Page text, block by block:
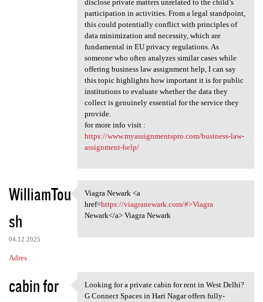
disclose private matters unrelated to the child’s
participation in activities. From a legal standpoint,
this could potentially conflict with principles of
data minimization and necessity, which are
fundamental in EU privacy regulations. As
someone who often analyzes similar cases while
offering business law assignment help, I can say
this topic highlights how important it is for public
institutions to evaluate whether the data they
collect is genuinely essential for the service they
provide.
for more info visit :
https://www.myassignmentspro.com/business-law-
assignment-help/
WilliamTou
sh
04.12.2025
Adres
Viagra Newark <a href=https:/
Viagra Newark <a
href=https://viagranewark.com/#>Viagra
Newark</a> Viagra Newark
cabin for
Looking for a private cabin
Looking for a private cabin for rent in West Delhi?
G Connect Spaces in Hari Nagar offers fully-